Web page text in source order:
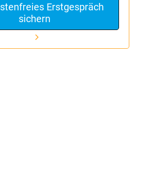
Erstgespräch
sichern